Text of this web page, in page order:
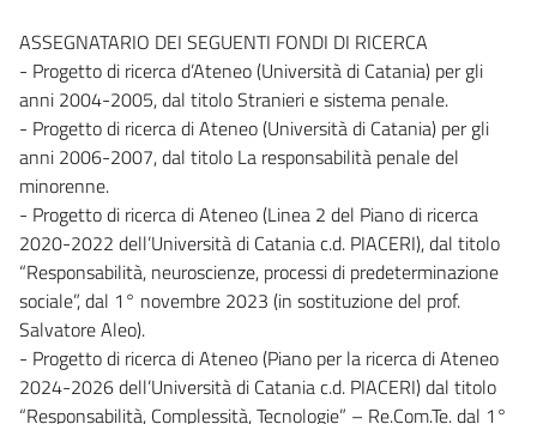
ASSEGNATARIO DEI SEGUENTI FONDI DI RICERCA
- Progetto di ricerca d’Ateneo (Università di Catania) per gli
anni 2004-2005, dal titolo Stranieri e sistema penale.
- Progetto di ricerca di Ateneo (Università di Catania) per gli
anni 2006-2007, dal titolo La responsabilità penale del
minorenne.
- Progetto di ricerca di Ateneo (Linea 2 del Piano di ricerca
2020-2022 dell’Università di Catania c.d. PIACERI), dal titolo
“Responsabilità, neuroscienze, processi di predeterminazione
sociale”, dal 1° novembre 2023 (in sostituzione del prof.
Salvatore Aleo).
- Progetto di ricerca di Ateneo (Piano per la ricerca di Ateneo
2024-2026 dell’Università di Catania c.d. PIACERI) dal titolo
“Responsabilità, Complessità, Tecnologie” – Re.Com.Te. dal 1°